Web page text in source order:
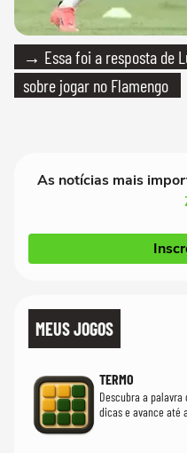
→ Essa foi a resposta de
sobre jogar no Flamengo
As notícias mais
MEUS JOGOS
TERMO
Descubra a
dicas e avance até